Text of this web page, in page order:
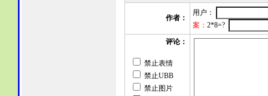
作者：
用户：
案： 2*8=?
评论：
禁止表情
禁止UBB
禁止图片